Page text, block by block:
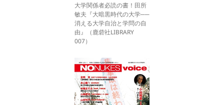
大学関係者必読の書！田所
敏夫『大暗黒時代の大学──
消える大学自治と学問の自
由』（鹿砦社LIBRARY
007）